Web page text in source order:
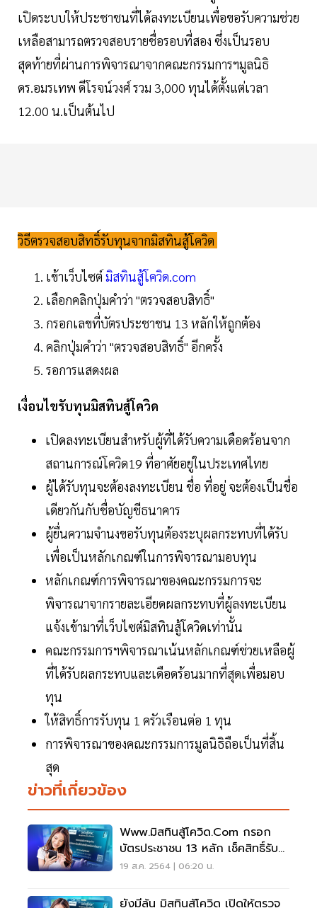
เปิดระบบให้ประชาชนที่ได้ลงทะเบียนเพื่อขอรับความช่วย
เหลือสามารถตรวจสอบรายชื่อรอบที่สอง ซึ่งเป็นรอบ
สุดท้ายที่ผ่านการพิจารณาจากคณะกรรมการฯมูลนิธิ
ดร.อมรเทพ ดีโรจน์วงศ์ รวม 3,000 ทุนได้ตั้งแต่เวลา
12.00 น.เป็นต้นไป
วิธีตรวจสอบสิทธิ์รับทุนจากมิสทินสู้โควิด
เข้าเว็บไซต์ มิสทินสู้โควิด.com
เลือกคลิกปุ่มคำว่า "ตรวจสอบสิทธิ์"
กรอกเลขที่บัตรประชาชน 13 หลักให้ถูกต้อง
คลิกปุ่มคำว่า "ตรวจสอบสิทธิ์" อีกครั้ง
รอการแสดงผล
เงื่อนไขรับทุนมิสทินสู้โควิด
เปิดลงทะเบียนสำหรับผู้ที่ได้รับความเดือดร้อนจาก
สถานการณ์โควิด19 ที่อาศัยอยู่ในประเทศไทย
ผู้ได้รับทุนจะต้องลงทะเบียน ชื่อ ที่อยู่ จะต้องเป็นชื่อ
เดียวกันกับชื่อบัญชีธนาคาร
ผู้ยื่นความจำนงขอรับทุนต้องระบุผลกระทบที่ได้รับ
เพื่อเป็นหลักเกณฑ์ในการพิจารณามอบทุน
หลักเกณฑ์การพิจารณาของคณะกรรมการจะ
พิจารณาจากรายละเอียดผลกระทบที่ผู้ลงทะเบียน
แจ้งเข้ามาที่เว็บไซต์มิสทินสู้โควิดเท่านั้น
คณะกรรมการฯพิจารณาเน้นหลักเกณฑ์ช่วยเหลือผู้
ที่ได้รับผลกระทบและเดือดร้อนมากที่สุดเพื่อมอบ
ทุน
ให้สิทธิ์การรับทุน 1 ครัวเรือนต่อ 1 ทุน
การพิจารณาของคณะกรรมการมูลนิธิถือเป็นที่สิ้น
สุด
ข่าวที่เกี่ยวข้อง
Www.มิสทินสู้โควิด.com กรอก
บัตรประชาชน 13 หลัก เช็คสิทธิ์รับ
ทุน 1,000 บาท
19 ส.ค. 2564 | 06:20 น.
ยังมีลุ้น มิสทินสู้โควิด เปิดให้ตรวจ